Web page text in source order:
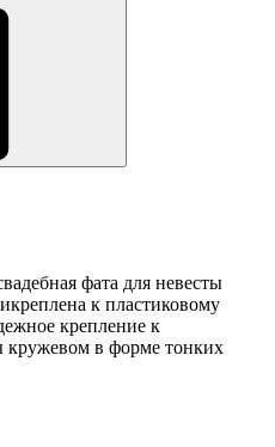
фата для невесты
к пластиковому
крепление к
кружевом в форме тонких